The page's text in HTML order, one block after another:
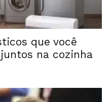
que você
na cozinha